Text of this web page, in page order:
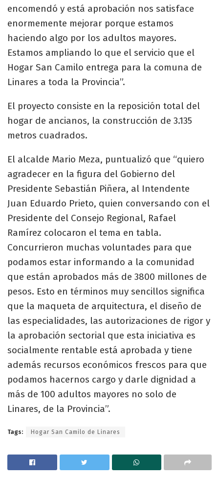
encomendó y está aprobación nos satisface
enormemente mejorar porque estamos
haciendo algo por los adultos mayores.
Estamos ampliando lo que el servicio que el
Hogar San Camilo entrega para la comuna de
Linares a toda la Provincia”.
El proyecto consiste en la reposición total del
hogar de ancianos, la construcción de 3.135
metros cuadrados.
El alcalde Mario Meza, puntualizó que “quiero
agradecer en la figura del Gobierno del
Presidente Sebastián Piñera, al Intendente
Juan Eduardo Prieto, quien conversando con el
Presidente del Consejo Regional, Rafael
Ramírez colocaron el tema en tabla.
Concurrieron muchas voluntades para que
podamos estar informando a la comunidad
que están aprobados más de 3800 millones de
pesos. Esto en términos muy sencillos significa
que la maqueta de arquitectura, el diseño de
las especialidades, las autorizaciones de rigor y
la aprobación sectorial que esta iniciativa es
socialmente rentable está aprobada y tiene
además recursos económicos frescos para que
podamos hacernos cargo y darle dignidad a
más de 100 adultos mayores no solo de
Linares, de la Provincia”.
Tags: Hogar San Camilo de Linares